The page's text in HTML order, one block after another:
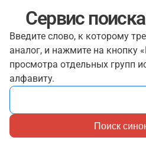
Сервис
Введите слово, к которому
аналог, и нажмите на кнопку
просмотра отдельных групп
алфавиту.
Поиск